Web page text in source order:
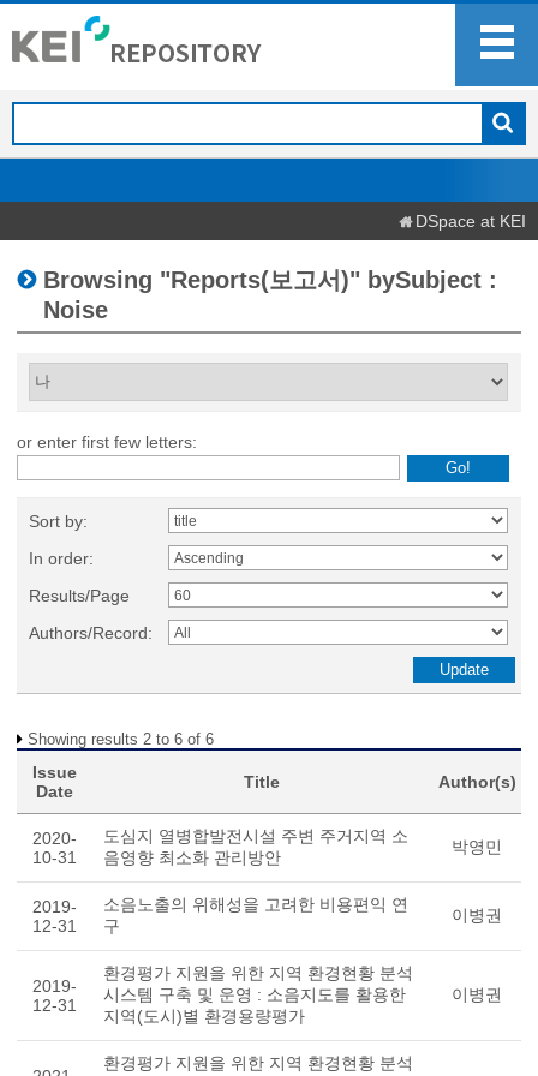
DSpace at KEI
Browsing "Reports(보고서)" bySubject :
Noise
or enter first few letters:
Sort by:
In order:
Results/Page
Authors/Record:
Showing results 2 to 6 of 6
Issue
Date
Title Author(s)
2020-
10-31
도심지 열병합발전시설 주변 주거지역 소
음영향 최소화 관리방안
박영민
2019-
12-31
소음노출의 위해성을 고려한 비용편익 연
구
이병권
2019-
12-31
환경평가 지원을 위한 지역 환경현황 분석
시스템 구축 및 운영 : 소음지도를 활용한
지역(도시)별 환경용량평가
이병권
환경평가 지원을 위한 지역 환경현황 분석